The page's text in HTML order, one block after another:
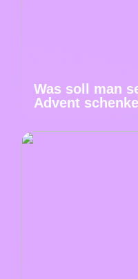
Was soll man
Advent